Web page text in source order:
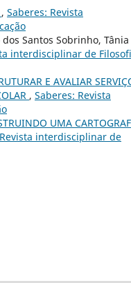
, Saberes: Revista
Santos Sobrinho, Tânia
interdisciplinar de
E AVALIAR
, Saberes: Revista
UMA
interdisciplinar de